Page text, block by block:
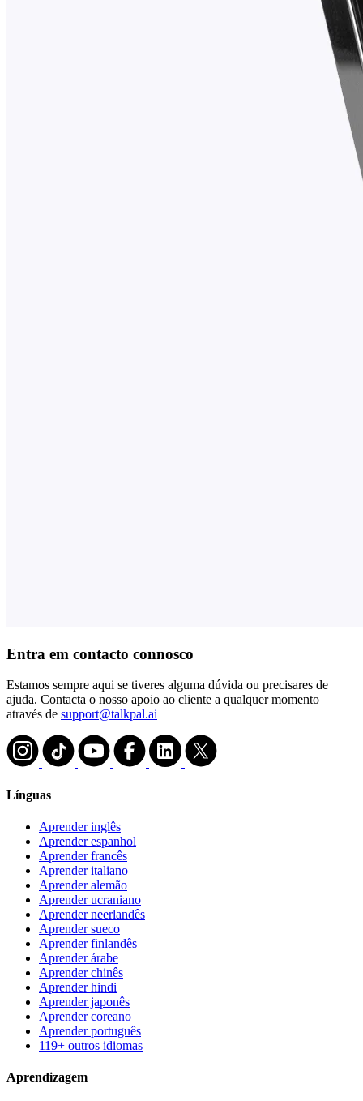
Entra em contacto connosco
Estamos sempre aqui se tiveres alguma dúvida ou precisares de
ajuda. Contacta o nosso apoio ao cliente a qualquer momento
através de support@talkpal.ai
Línguas
Aprender inglês
Aprender espanhol
Aprender francês
Aprender italiano
Aprender alemão
Aprender ucraniano
Aprender neerlandês
Aprender sueco
Aprender finlandês
Aprender árabe
Aprender chinês
Aprender hindi
Aprender japonês
Aprender coreano
Aprender português
119+ outros idiomas
Aprendizagem